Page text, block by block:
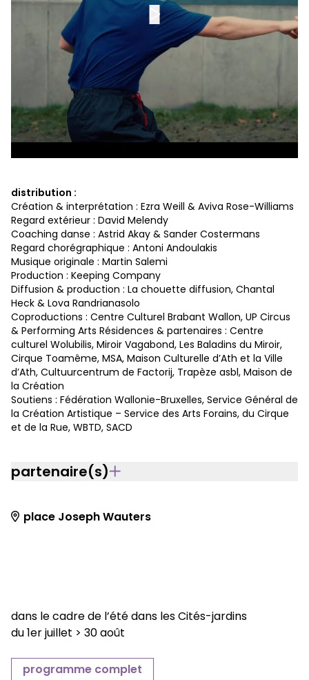
distribution :
Création & interprétation : Ezra Weill & Aviva Rose-Williams
Regard extérieur : David Melendy
Coaching danse : Astrid Akay & Sander Costermans
Regard chorégraphique : Antoni Andoulakis
Musique originale : Martin Salemi
Production : Keeping Company
Diffusion & production : La chouette diffusion, Chantal
Heck & Lova Randrianasolo
Coproductions : Centre Culturel Brabant Wallon, UP Circus
& Performing Arts Résidences & partenaires : Centre
culturel Wolubilis, Miroir Vagabond, Les Baladins du Miroir,
Cirque Toamême, MSA, Maison Culturelle d’Ath et la Ville
d’Ath, Cultuurcentrum de Factorij, Trapèze asbl, Maison de
la Création
Soutiens : Fédération Wallonie-Bruxelles, Service Général de
la Création Artistique – Service des Arts Forains, du Cirque
et de la Rue, WBTD, SACD
partenaire(s)
place Joseph Wauters
dans le cadre de l’été dans les Cités-jardins
du 1er juillet > 30 août
programme complet